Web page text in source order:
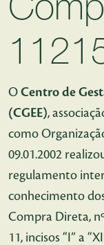
O Centro de
(CGEE),
como
09.01.2002
regulamento
conhecimento
Compra Direta,
11, incisos “I” a